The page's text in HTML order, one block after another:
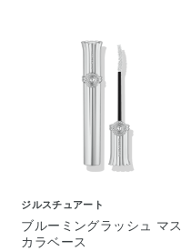
ジルスチュアート
ブルーミングラッシュ マス
カラベース